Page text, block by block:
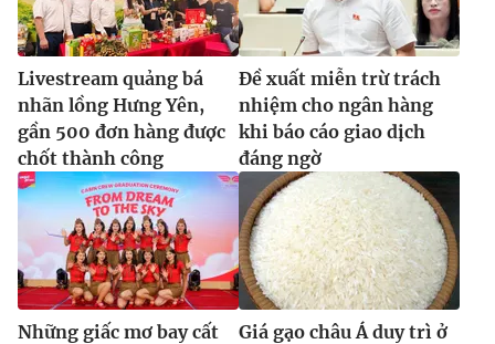
Livestream quảng bá
nhãn lồng Hưng Yên,
gần 500 đơn hàng được
chốt thành công
Đề xuất miễn trừ trách
nhiệm cho ngân hàng
khi báo cáo giao dịch
đáng ngờ
Những giấc mơ bay cất
Giá gạo châu Á duy trì ở